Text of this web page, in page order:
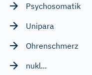
Psychosomatik
Unipara
Ohrenschmerz
nukl...